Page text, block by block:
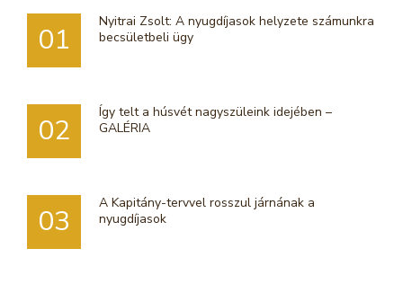
01
Nyitrai Zsolt: A nyugdíjasok helyzete számunkra
becsületbeli ügy
02
Így telt a húsvét nagyszüleink idejében –
GALÉRIA
03
A Kapitány-tervvel rosszul járnának a
nyugdíjasok